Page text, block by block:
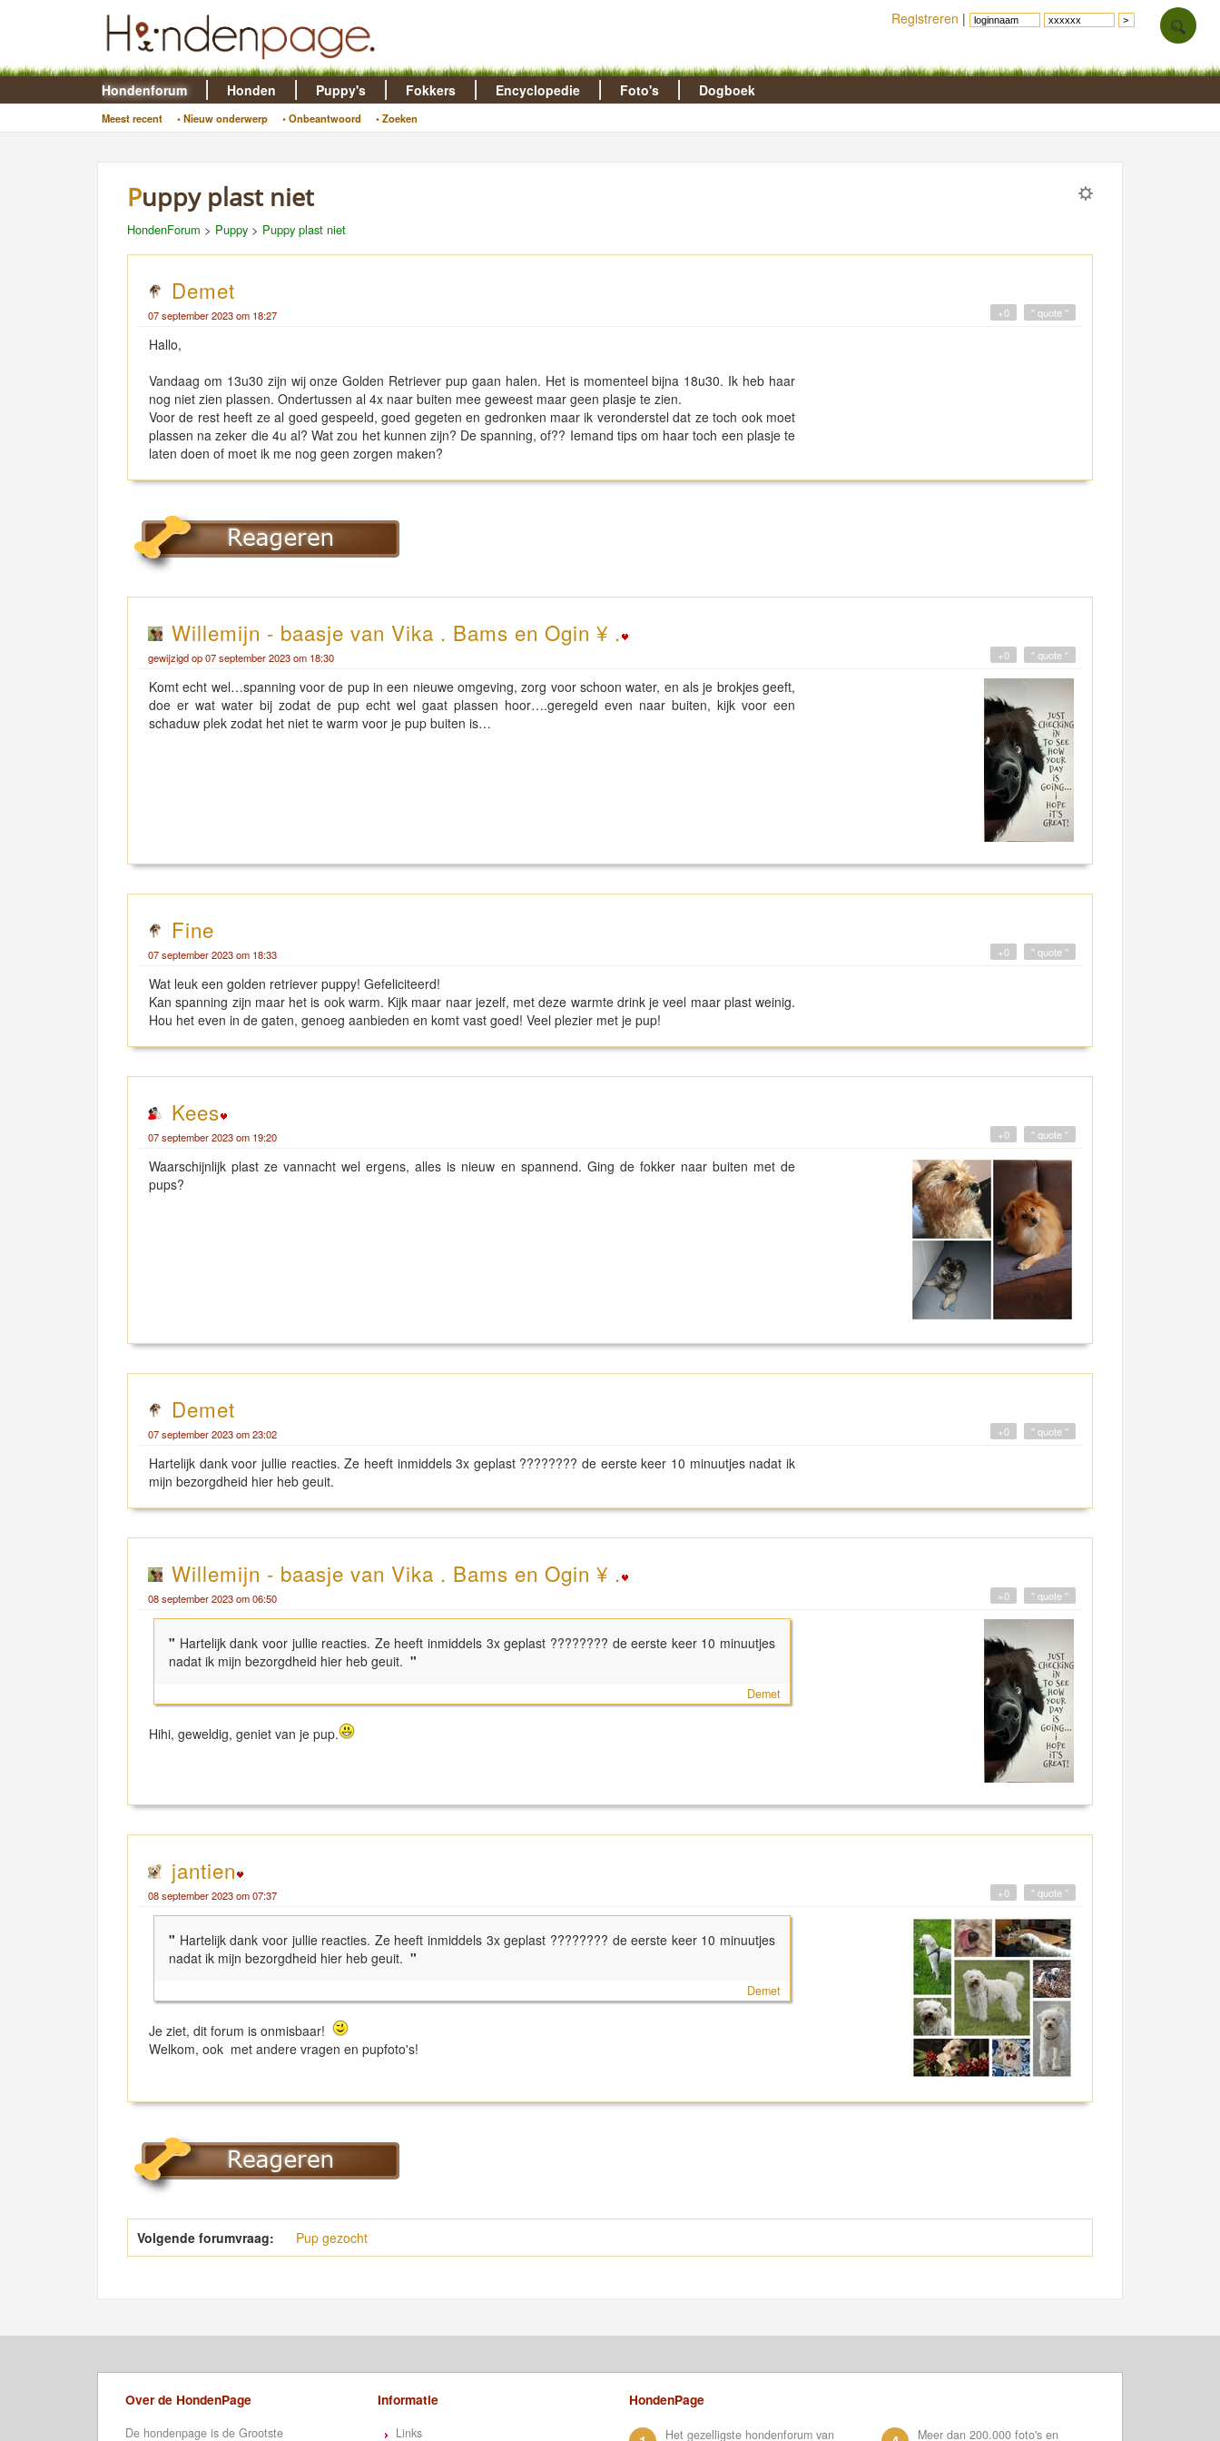
Hondenforum
Meest recent • Nieuw onderwerp • Onbeantwoord • Zoeken
Honden Puppy's Fokkers Encyclopedie Foto's Dogboek
Puppy plast niet
HondenForum > Puppy > Puppy plast niet
Demet
07 september 2023 om 18:27 " quote "
+0
Hallo,
Vandaag om 13u30 zijn wij onze Golden Retriever pup gaan halen. Het is momenteel bijna 18u30. Ik heb haar
nog niet zien plassen. Ondertussen al 4x naar buiten mee geweest maar geen plasje te zien.
Voor de rest heeft ze al goed gespeeld, goed gegeten en gedronken maar ik veronderstel dat ze toch ook moet
plassen na zeker die 4u al? Wat zou het kunnen zijn? De spanning, of?? Iemand tips om haar toch een plasje te
laten doen of moet ik me nog geen zorgen maken?
Willemijn - baasje van Vika . Bams en Ogin ¥ .
gewijzigd op 07 september 2023 om 18:30 " quote "
+0
Komt echt wel…spanning voor de pup in een nieuwe omgeving, zorg voor schoon water, en als je brokjes geeft,
doe er wat water bij zodat de pup echt wel gaat plassen hoor….geregeld even naar buiten, kijk voor een
schaduw plek zodat het niet te warm voor je pup buiten is…
Fine
07 september 2023 om 18:33 " quote "
+0
Wat leuk een golden retriever puppy! Gefeliciteerd!
Kan spanning zijn maar het is ook warm. Kijk maar naar jezelf, met deze warmte drink je veel maar plast weinig.
Hou het even in de gaten, genoeg aanbieden en komt vast goed! Veel plezier met je pup!
Kees
07 september 2023 om 19:20 " quote "
+0
Waarschijnlijk plast ze vannacht wel ergens, alles is nieuw en spannend. Ging de fokker naar buiten met de
pups?
Demet
07 september 2023 om 23:02 " quote "
+0
Hartelijk dank voor jullie reacties. Ze heeft inmiddels 3x geplast ???????? de eerste keer 10 minuutjes nadat ik
mijn bezorgdheid hier heb geuit.
Willemijn - baasje van Vika . Bams en Ogin ¥ .
08 september 2023 om 06:50 " quote "
+0
" Hartelijk dank voor jullie reacties. Ze heeft inmiddels 3x geplast ???????? de eerste keer 10 minuutjes
nadat ik mijn bezorgdheid hier heb geuit. "
Demet
Hihi, geweldig, geniet van je pup.
jantien
08 september 2023 om 07:37 " quote "
+0
" Hartelijk dank voor jullie reacties. Ze heeft inmiddels 3x geplast ???????? de eerste keer 10 minuutjes
nadat ik mijn bezorgdheid hier heb geuit. "
Demet
Je ziet, dit forum is onmisbaar!
Welkom, ook met andere vragen en pupfoto's!
Volgende forumvraag: Pup gezocht
Registreren |
Over de HondenPage
De hondenpage is de Grootste
Informatie
Links
HondenPage
Het gezelligste hondenforum van Meer dan 200.000 foto's en